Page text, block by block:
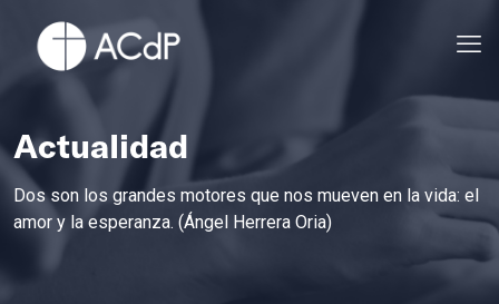
Actualidad
Dos son los grandes motores que nos mueven en la vida: el
amor y la esperanza. (Ángel Herrera Oria)